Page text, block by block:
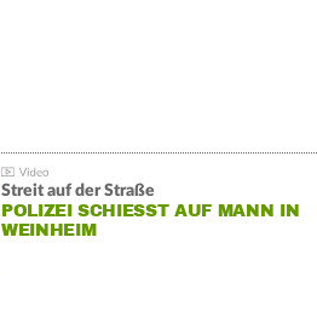
Streit auf der Straße
POLIZEI SCHIESST AUF MANN IN W
EINHEIM